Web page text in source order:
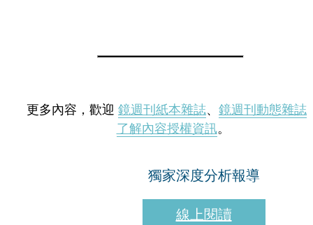
更多內容，歡迎 鏡週刊紙本雜誌、 鏡週刊動態雜誌
了解內容授權資訊。
獨家深度分析報導
線上閱讀